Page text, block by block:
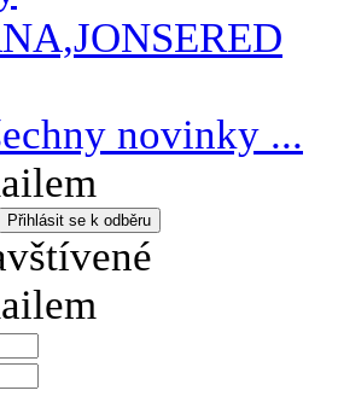
novinky ...